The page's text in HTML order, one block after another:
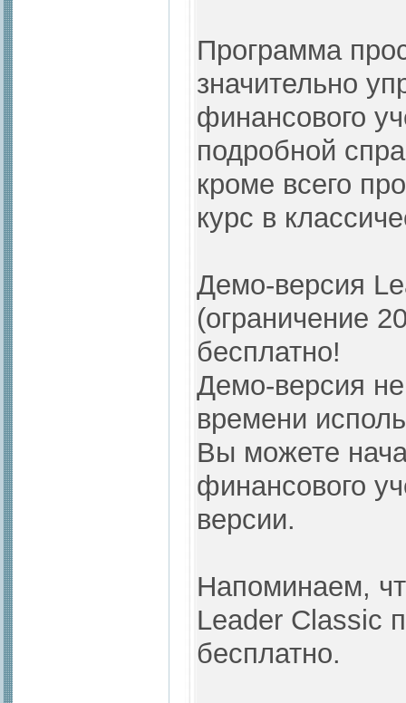
Программа
значительно
финансового
подробной
кроме всего
курс в
Демо-версия
(ограничение
бесплатно!
Демо-версия
времени
Вы можете
финансового
версии.
Напоминаем,
Leader Classic
бесплатно.